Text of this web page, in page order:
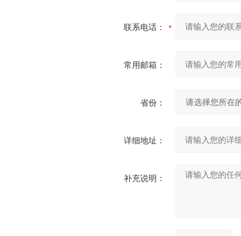
联系电话：
常用邮箱：
省份：
详细地址：
补充说明：